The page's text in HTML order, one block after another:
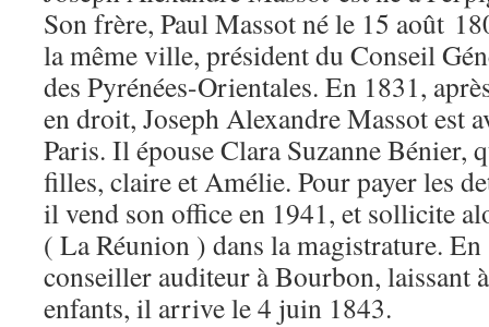
Son frère, Paul Massot né le 15 août
la même ville, président du Conseil
des Pyrénées-Orientales. En 1831,
en droit, Joseph Alexandre Massot est
Paris. Il épouse Clara Suzanne Bénier,
filles, claire et Amélie. Pour payer les
il vend son office en 1941, et sollicite
( La Réunion ) dans la magistrature.
conseiller auditeur à Bourbon, laissant
enfants, il arrive le 4 juin 1843.